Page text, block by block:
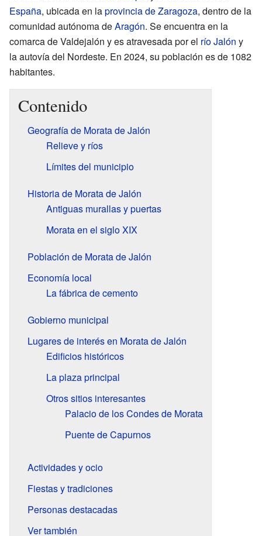
España, ubicada en laprovincia de Zaragoza, dentro de la
comunidad autónoma deAragón. Se encuentra en la
comarca de Valdejalón y es atravesada por el río Jalón y
la autovía del Nordeste. En 2024, su población es de 1082
habitantes.
Contenido
Geografía de Morata de Jalón
Relieve y ríos
Límites del municipio
Historia de Morata de Jalón
Antiguas murallas y puertas
Morata en el siglo XIX
Población de Morata de Jalón
Economía local
La fábrica de cemento
Gobierno municipal
Lugares de interés en Morata de Jalón
Edificios históricos
La plaza principal
Otros sitios interesantes
Palacio de los Condes de Morata
Puente de Capurnos
Actividades y ocio
Fiestas y tradiciones
Personas destacadas
Ver también